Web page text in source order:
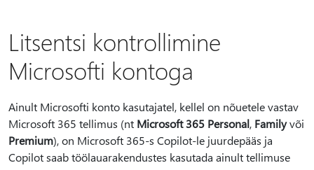
Litsentsi kontrollimine
Microsofti kontoga
Ainult Microsofti konto kasutajatel, kellel on nõuetele vastav
Microsoft 365 tellimus (nt Microsoft 365 Personal, Familyvõi
Premium), on Microsoft 365-s Copilot-le juurdepääs ja
Copilot saab töölauarakendustes kasutada ainult tellimuse